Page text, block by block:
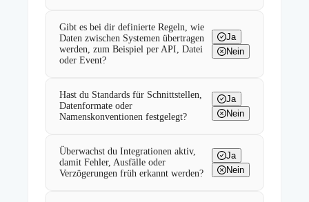
Gibt es bei dir definierte Regeln, wie
Daten zwischen Systemen übertragen
werden, zum Beispiel per API, Datei
oder Event?
Ja
Nein
Hast du Standards für Schnittstellen,
Datenformate oder
Namenskonventionen festgelegt?
Ja
Nein
Überwachst du Integrationen aktiv,
damit Fehler, Ausfälle oder
Verzögerungen früh erkannt werden?
Ja
Nein